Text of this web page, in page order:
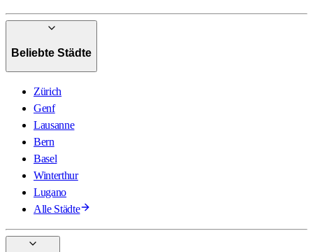
Beliebte Städte
Zürich
Genf
Lausanne
Bern
Basel
Winterthur
Lugano
Alle Städte